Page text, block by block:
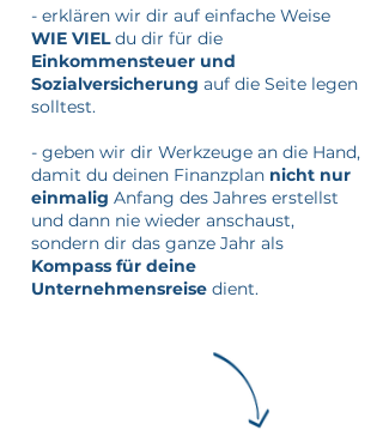
- erklären wir dir auf einfache Weise
WIE VIELdu dir für die
Einkommensteuer und
Sozialversicherung auf die Seite legen
solltest.
- geben wir dir Werkzeuge an die Hand,
damit du deinen Finanzplan nicht nur
einmalig Anfang des Jahres erstellst
und dann nie wieder anschaust,
sondern dir das ganze Jahr als
Kompass für deine
Unternehmensreise dient.